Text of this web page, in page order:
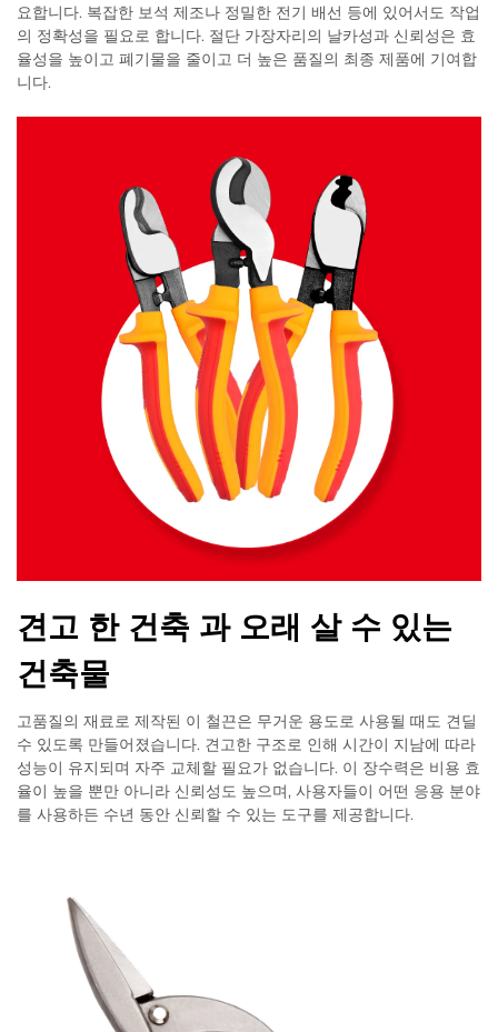
요합니다. 복잡한 보석 제조나 정밀한 전기 배선 등에 있어서도 작업
의 정확성을 필요로 합니다. 절단 가장자리의 날카성과 신뢰성은 효
율성을 높이고 폐기물을 줄이고 더 높은 품질의 최종 제품에 기여합
니다.
견고 한 건축 과 오래 살 수 있는
건축물
고품질의 재료로 제작된 이 철끈은 무거운 용도로 사용될 때도 견딜
수 있도록 만들어졌습니다. 견고한 구조로 인해 시간이 지남에 따라
성능이 유지되며 자주 교체할 필요가 없습니다. 이 장수력은 비용 효
율이 높을 뿐만 아니라 신뢰성도 높으며, 사용자들이 어떤 응용 분야
를 사용하든 수년 동안 신뢰할 수 있는 도구를 제공합니다.